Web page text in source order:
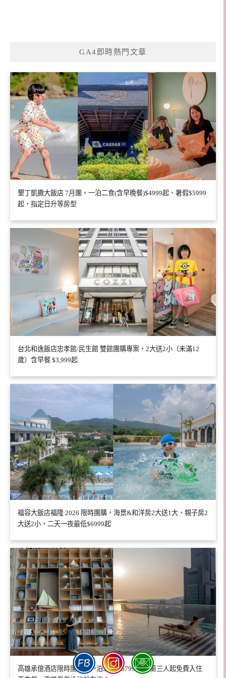
GA4即時熱門文章
墾丁凱撒大飯店 7月團，一泊二食(含早晚餐)$4999起、暑假$5999
起，指定日升等房型
台北和逸飯店忠孝館/民生館 雙館團購專案，2大送2小（未滿12
歲）含早餐 $3,999起
福容大飯店福隆 2026 限時團購，海景&和洋房2大送1大、親子房2
大送2小，二天一夜最低$6999起
高雄承億酒店限時團購！一泊二食 $6799 起，第三人起免費入住